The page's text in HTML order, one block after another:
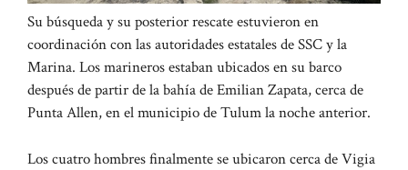
Su búsqueda y su posterior rescate estuvieron en
coordinación con las autoridades estatales de SSC y la
Marina. Los marineros estaban ubicados en su barco
después de partir de la bahía de Emilian Zapata, cerca de
Punta Allen, en el municipio de Tulum la noche anterior.
Los cuatro hombres finalmente se ubicaron cerca de Vigia